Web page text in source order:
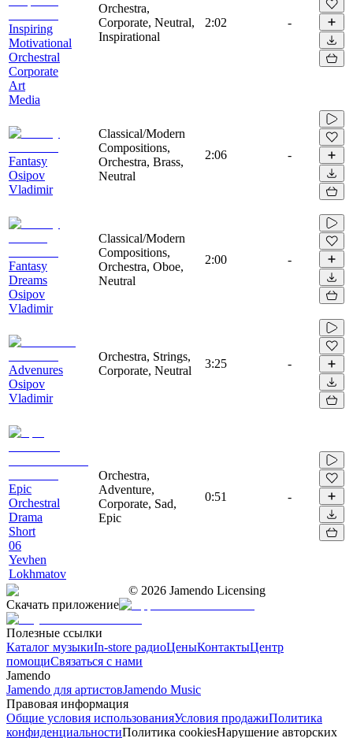
Inspiring
Motivational
Orchestral
Corporate
Art
Media
Orchestra,
Corporate, Neutral,
Inspirational
2:02 -
Fantasy
Osipov
Vladimir
Classical/Modern
Compositions,
Orchestra, Brass,
Neutral
2:06 -
Fantasy
Dreams
Osipov
Vladimir
Classical/Modern
Compositions,
Orchestra, Oboe,
Neutral
2:00 -
Advenures
Osipov
Vladimir
Orchestra, Strings,
Corporate, Neutral
3:25 -
Epic
Orchestral
Drama
Short
06
Yevhen
Lokhmatov
Orchestra,
Adventure,
Corporate, Sad,
Epic
0:51 -
© 2026 Jamendo Licensing
Скачать приложение
Полезные ссылки
Каталог музыкиIn-store радиоЦеныКонтактыЦентр
помощиСвязаться с нами
Jamendo
Jamendo для артистовJamendo Music
Правовая информация
Общие условия использованияУсловия продажиПолитика
конфиденциальностиПолитика cookiesНарушение авторских